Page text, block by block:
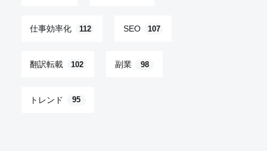
仕事効率化 112 SEO 107
翻訳転載 102 副業 98
トレンド 95